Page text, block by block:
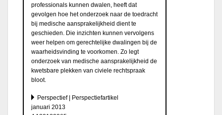
professionals kunnen dwalen, heeft dat
gevolgen hoe het onderzoek naar de toedracht
bij medische aansprakelijkheid dient te
geschieden. Die inzichten kunnen vervolgens
weer helpen om gerechtelijke dwalingen bij de
waarheidsvinding te voorkomen. Zo legt
onderzoek van medische aansprakelijkheid de
kwetsbare plekken van civiele rechtspraak
bloot.
Perspectief | Perspectiefartikel
januari 2013